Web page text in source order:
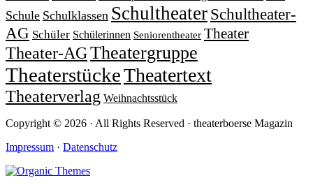
Schule Schulklassen Schultheater Schultheater-
AG Schüler Schülerinnen Seniorentheater Theater
Theater-AGTheatergruppe
TheaterstückeTheatertext
Theaterverlag Weihnachtsstück
Copyright © 2026 · All Rights Reserved · theaterboerse Magazin
Impressum · Datenschutz